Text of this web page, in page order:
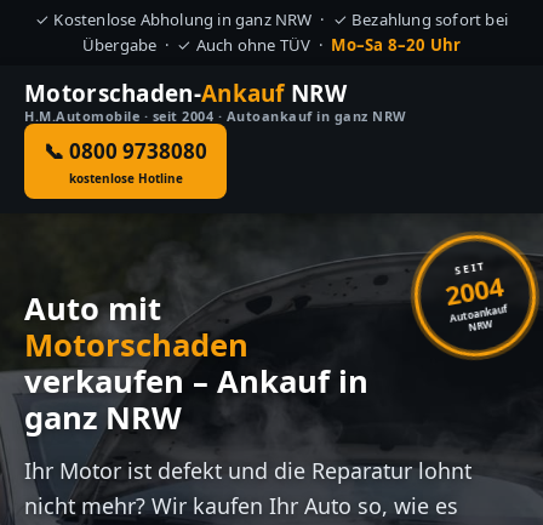
✓ Kostenlose Abholung in ganz NRW · ✓ Bezahlung sofort bei
Übergabe · ✓ Auch ohne TÜV · Mo–Sa 8–20 Uhr
Motorschaden-AnkaufNRW
H.M.Automobile · seit 2004 · Autoankauf in ganz NRW
📞 0800 9738080
kostenlose Hotline
SEIT
2004
Autoankauf
NRW
Auto mit
Motorschaden
verkaufen – Ankauf in
ganz NRW
Ihr Motor ist defekt und die Reparatur lohnt
nicht mehr? Wir kaufen Ihr Auto so, wie es